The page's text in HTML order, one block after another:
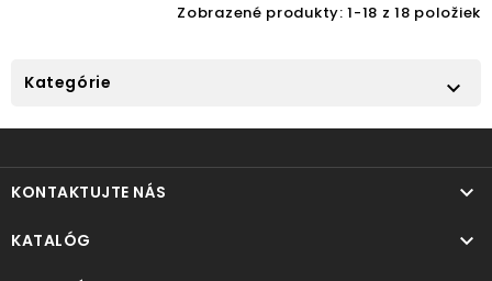
Zobrazené produkty: 1-18 z 18 položiek
Kategórie 
KONTAKTUJTE NÁS 
KATALÓG 